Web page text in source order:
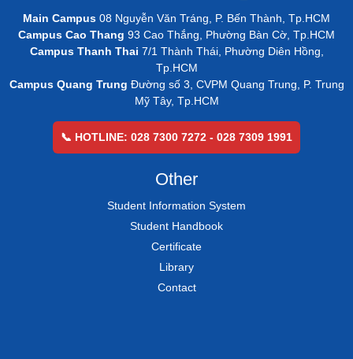
Main Campus 08 Nguyễn Văn Tráng, P. Bến Thành, Tp.HCM
Campus Cao Thang 93 Cao Thắng, Phường Bàn Cờ, Tp.HCM
Campus Thanh Thai 7/1 Thành Thái, Phường Diên Hồng,
Tp.HCM
Campus Quang Trung Đường số 3, CVPM Quang Trung, P. Trung
Mỹ Tây, Tp.HCM
📞 HOTLINE: 028 7300 7272 - 028 7309 1991
Other
Student Information System
Student Handbook
Certificate
Library
Contact